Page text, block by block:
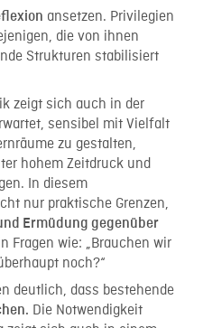
ansetzen. Privilegien
die von ihnen
Strukturen stabilisiert
zeigt sich auch in der
sensibel mit Vielfalt
zu gestalten,
hohem Zeitdruck und
In diesem
nur praktische Grenzen,
Ermüdung gegenüber
Fragen wie: „Brauchen wir
noch?“
deutlich, dass bestehende
Die Notwendigkeit